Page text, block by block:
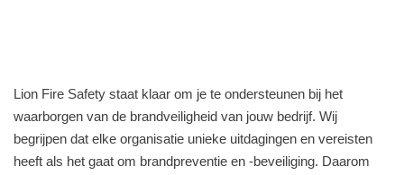
Lion Fire Safety staat klaar om je te ondersteunen bij het
waarborgen van de brandveiligheid van jouw bedrijf. Wij
begrijpen dat elke organisatie unieke uitdagingen en vereisten
heeft als het gaat om brandpreventie en -beveiliging. Daarom